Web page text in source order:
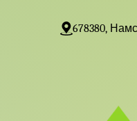
678380,